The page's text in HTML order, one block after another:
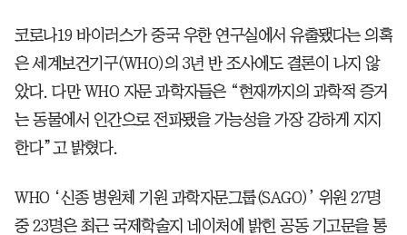
코로나19 바이러스가 중국 우한 연구실에서 유출됐다는 의혹
은 세계보건기구(WHO)의 3년 반 조사에도 결론이 나지 않
았다. 다만 WHO 자문 과학자들은 “현재까지의 과학적 증거
는 동물에서 인간으로 전파됐을 가능성을 가장 강하게 지지
한다”고 밝혔다.
WHO ‘신종 병원체 기원 과학자문그룹(SAGO)’ 위원 27명
중 23명은 최근 국제학술지 네이처에 밝힌 공동 기고문을 통